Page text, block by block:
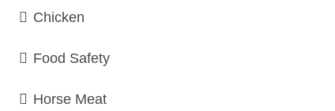
Chicken
Food Safety
Horse Meat